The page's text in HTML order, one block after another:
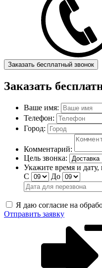
Заказать бесплатный звонок
Заказать
Ваше имя:
Телефон:
Город:
Комментарий:
Цель звонка:
Укажите время и дату,
С
До
Я даю согласие на
Отправить заявку